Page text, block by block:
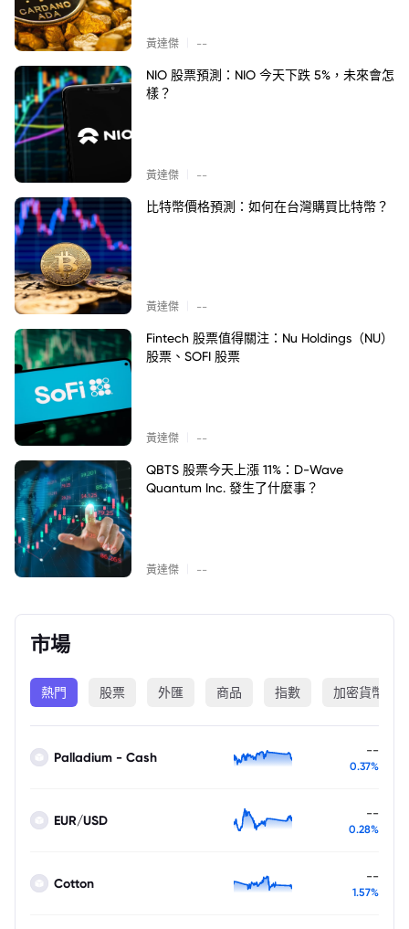
黃達傑 --
NIO 股票預測：NIO 今天下跌 5%，未來會怎
樣？
黃達傑 --
比特幣價格預測：如何在台灣購買比特幣？
黃達傑 --
Fintech 股票值得關注：Nu Holdings（NU）
股票、SOFI 股票
黃達傑 --
QBTS 股票今天上漲 11%：D-Wave
Quantum Inc. 發生了什麼事？
黃達傑 --
市場
熱門 股票 外匯 商品 指數 加密貨幣
Palladium - Cash --
0.37%
EUR/USD --
0.28%
Cotton --
1.57%